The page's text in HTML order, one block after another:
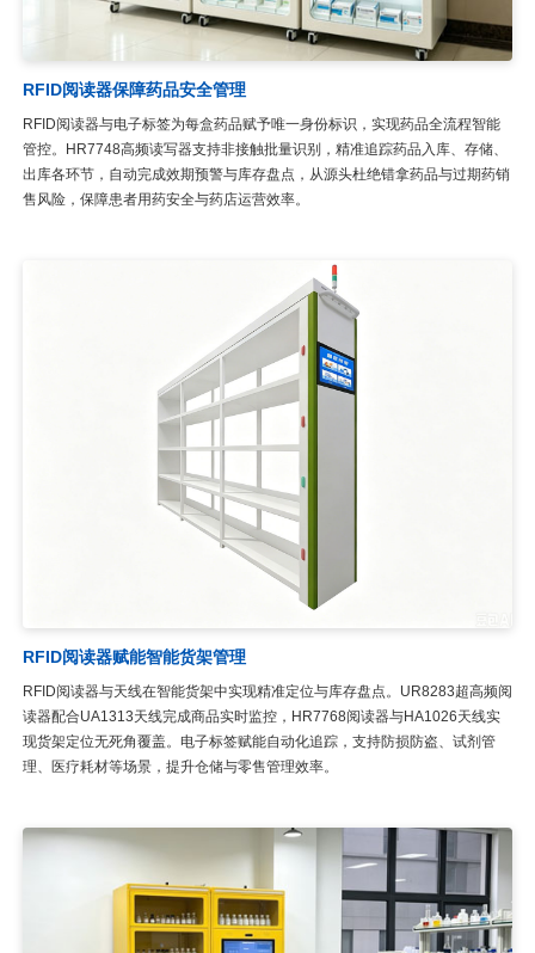
RFID阅读器保障药品安全管理
RFID阅读器与电子标签为每盒药品赋予唯一身份标识，实现药品全流程智能
管控。HR7748高频读写器支持非接触批量识别，精准追踪药品入库、存储、
出库各环节，自动完成效期预警与库存盘点，从源头杜绝错拿药品与过期药销
售风险，保障患者用药安全与药店运营效率。
RFID阅读器赋能智能货架管理
RFID阅读器与天线在智能货架中实现精准定位与库存盘点。UR8283超高频阅
读器配合UA1313天线完成商品实时监控，HR7768阅读器与HA1026天线实
现货架定位无死角覆盖。电子标签赋能自动化追踪，支持防损防盗、试剂管
理、医疗耗材等场景，提升仓储与零售管理效率。